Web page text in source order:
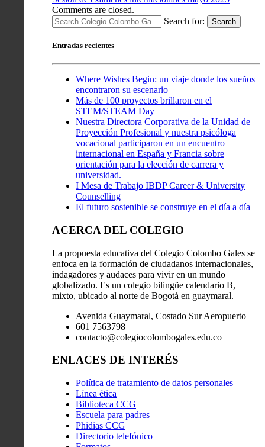
Comments are closed.
Search for:
Search
Entradas recientes
Where Wishes Begin: un viaje donde los sueños
encontraron su escenario
Más de 100 proyectos brillaron en el
STEM/STEAM Day
Nuestra Directora Corporativa de la Unidad de
Proyección Profesional y nuestra psicóloga
vocacional participaron en un encuentro
internacional en España y Francia sobre
orientación para la elección de carrera y
universidad.
I Mesa de Trabajo IBDP Career & University
Counselling
El futuro sostenible se construye en el día a día
ACERCA DEL COLEGIO
La propuesta educativa del Colegio Colombo Gales se
enfoca en la formación de ciudadanos internacionales,
indagadores y audaces para vivir en un mundo
globalizado. Es un colegio bilingüe calendario B,
mixto, ubicado al norte de Bogotá en guaymaral.
Avenida Guaymaral, Costado Sur Aeropuerto
601 7563798
contacto@colegiocolombogales.edu.co
ENLACES DE INTERÉS
Política de tratamiento de datos personales
Línea ética
Biblioteca CCG
Escuela para padres
Phidias CCG
Directorio telefónico